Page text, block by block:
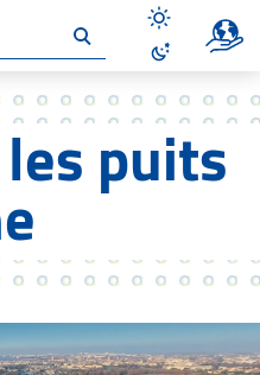
Un
Désactiver
Activer le
puits